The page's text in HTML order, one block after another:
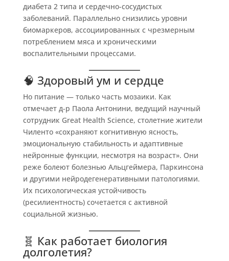
диабета 2 типа и сердечно-сосудистых
заболеваний. Параллельно снизились уровни
биомаркеров, ассоциированных с чрезмерным
потреблением мяса и хроническими
воспалительными процессами.
🧠 Здоровый ум и сердце
Но питание — только часть мозаики. Как
отмечает д-р Паола Антонини, ведущий научный
сотрудник Great Health Science, столетние жители
Чиленто «сохраняют когнитивную ясность,
эмоциональную стабильность и адаптивные
нейронные функции, несмотря на возраст». Они
реже болеют болезнью Альцгеймера, Паркинсона
и другими нейродегенеративными патологиями.
Их психологическая устойчивость
(ресилиентность) сочетается с активной
социальной жизнью.
🧬 Как работает биология
долголетия?